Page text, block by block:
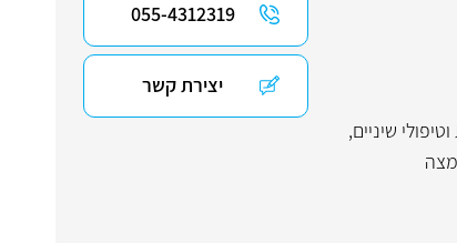
שיניים,
055-4312319
יצירת קשר